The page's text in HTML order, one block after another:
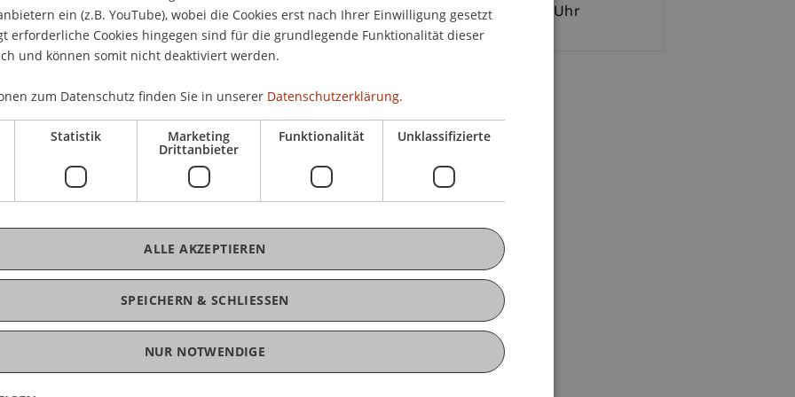
Jahr 2011 gab die Regierung des
eines jährlichen Preises zur Förderung
Liechtenstein bekannt.
in Höhe von CHF 10.000 ist eine
bzw. Forschungsleistungen von
und wird in diesem Jahr bereits
um 17.00 Uhr im Regierungsgebäude in
forschung
20.11.2013, Mi 17.00-18.30 Uhr
ENGLISH
ein (z.B. YouTube), wobei die Cookies erst nach Ihrer Einwilligung gesetzt
erforderliche Cookies hingegen sind für die grundlegende Funktionalität dieser
und können somit nicht deaktiviert werden.
zum Datenschutz finden Sie in unserer Datenschutzerklärung.
Statistik Marketing
Drittanbieter
Funktionalität Unklassifizierte
SPEICHERN & SCHLIESSEN
ALLE AKZEPTIEREN
NUR NOTWENDIGE